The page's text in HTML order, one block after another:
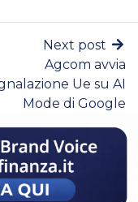
Next post
Agcom avvia
Ue su AI
Mode di Google